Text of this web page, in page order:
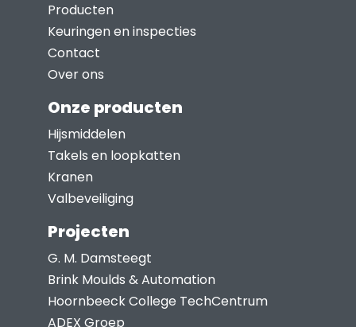
Producten
Keuringen en inspecties
Contact
Over ons
Onze producten
Hijsmiddelen
Takels en loopkatten
Kranen
Valbeveiliging
Projecten
G. M. Damsteegt
Brink Moulds & Automation
Hoornbeeck College TechCentrum
ADEX Groep